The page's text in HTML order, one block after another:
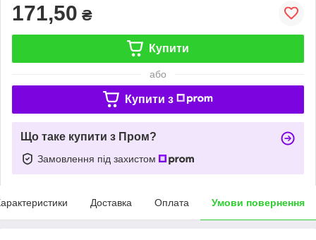
171,50 ₴
Купити
або
Купити з
Що таке купити з Пром?
Замовлення під захистом
Доставка Оплата Умови повернення